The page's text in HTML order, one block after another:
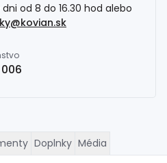
od 8 do 16.30 hod alebo
Doplnky Média